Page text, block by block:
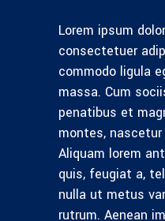
Lorem ipsum
consectetuer
commodo ligula
massa. Cum
penatibus et
montes,
Aliquam lorem
quis, feugiat a,
nulla ut metus
rutrum. Aenean